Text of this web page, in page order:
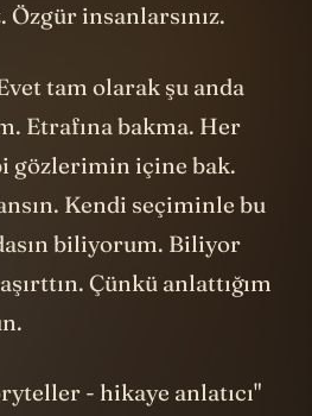
Özgür insanlarsınız.
tam olarak şu anda
Etrafına bakma. Her
gözlerimin içine bak.
Kendi seçiminle bu
biliyorum. Biliyor
Çünkü anlattığım
- hikaye anlatıcı"